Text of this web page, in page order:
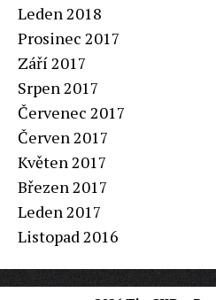
Leden 2018
Prosinec 2017
Září 2017
Srpen 2017
Červenec 2017
Červen 2017
Květen 2017
Březen 2017
Leden 2017
Listopad 2016